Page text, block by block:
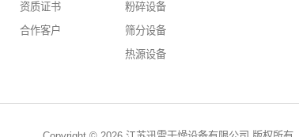
资质证书
合作客户
粉碎设备
筛分设备
热源设备